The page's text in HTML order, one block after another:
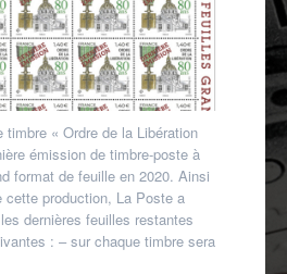
« Ordre de la Libération
émission de timbre-poste à
format de feuille en 2020. Ainsi
cette production, La Poste a
dernières feuilles restantes
: – sur chaque timbre sera